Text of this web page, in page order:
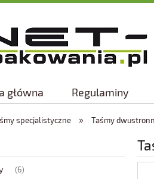
główna Regulaminy
specjalistyczne » Taśmy
(6)